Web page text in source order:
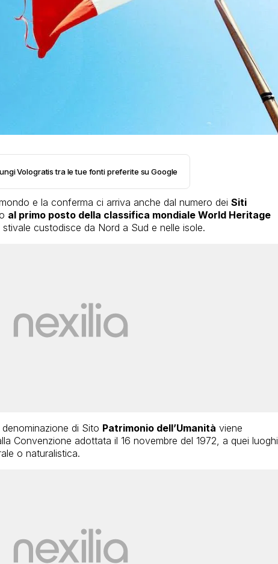
Vologratis tra le tue fonti preferite su Google
e la conferma ci arriva anche dal numero dei Siti
al primo posto della classifica mondiale World Heritage
custodisce da Nord a Sud e nelle isole.
di Sito Patrimonio dell’Umanità viene
Convenzione adottata il 16 novembre del 1972, a quei luoghi
o naturalistica.